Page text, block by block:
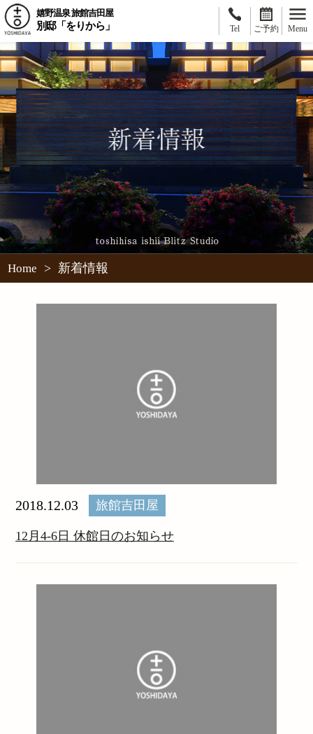
嬉野温泉 旅館吉田屋
別邸「をりから」 Tel ご予約 Menu
Home > 新着情報
2018.12.03 旅館吉田屋
12月4-6日 休館日のお知らせ